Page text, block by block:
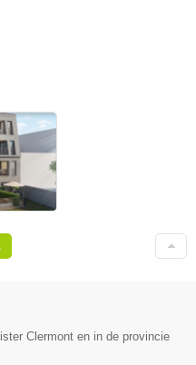
Clermont en in de provincie